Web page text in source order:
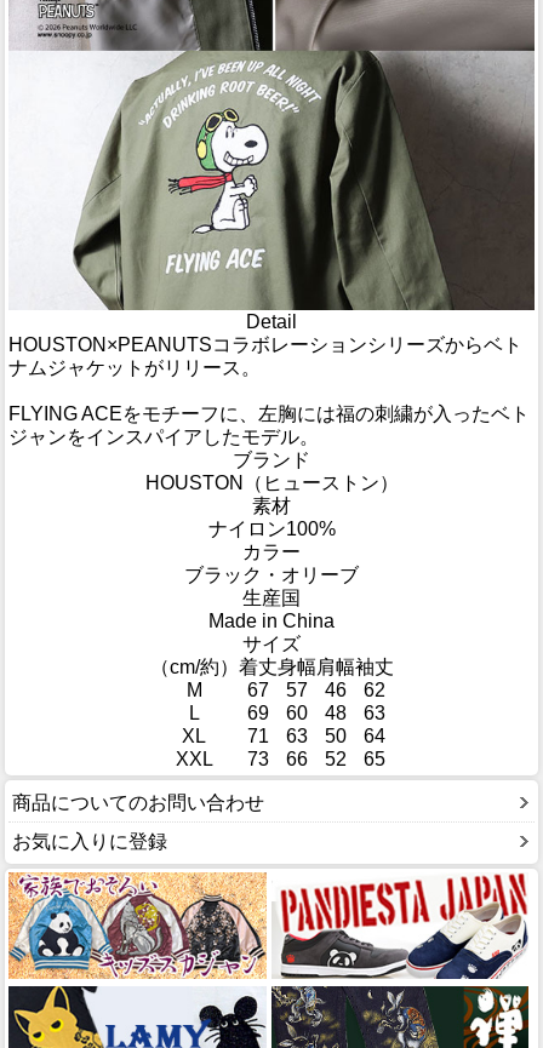
Detail
HOUSTON×PEANUTSコラボレーションシリーズからベト
ナムジャケットがリリース。
FLYING ACEをモチーフに、左胸には福の刺繍が入ったベト
ジャンをインスパイアしたモデル。
ブランド
HOUSTON（ヒューストン）
素材
ナイロン100%
カラー
ブラック・オリーブ
生産国
Made in China
サイズ
（cm/約） 着丈身幅肩幅袖丈
M
67 57 46
62
L
69 60 48
63
XL
71 63 50
64
XXL
73 66 52 65
商品についてのお問い合わせ
お気に入りに登録